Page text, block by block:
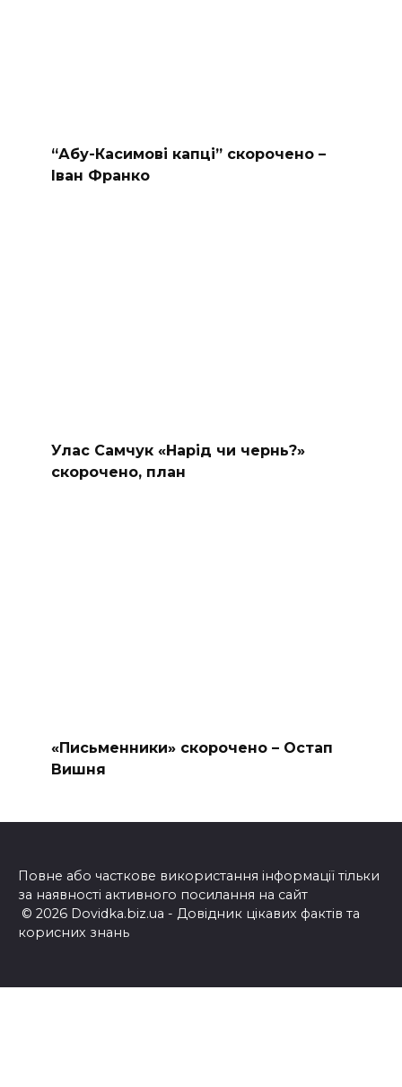
“Абу-Касимові капці” скорочено –
Іван Франко
Улас Самчук «Нарід чи чернь?»
скорочено, план
«Письменники» скорочено – Остап
Вишня
Повне або часткове використання інформації тільки
за наявності активного посилання на сайт
© 2026 Dovidka.biz.ua - Довідник цікавих фактів та
корисних знань